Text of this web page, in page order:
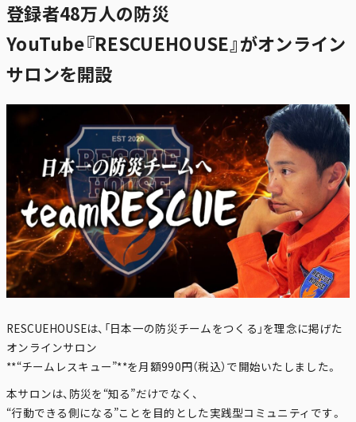
登録者48万人の防災
YouTube『RESCUEHOUSE』がオンライン
サロンを開設
RESCUEHOUSEは、「日本一の防災チームをつくる」を理念に掲げた
オンラインサロン
**“チームレスキュー”**を月額990円（税込）で開始いたしました。
本サロンは、防災を“知る”だけでなく、
“行動できる側になる”ことを目的とした実践型コミュニティです。